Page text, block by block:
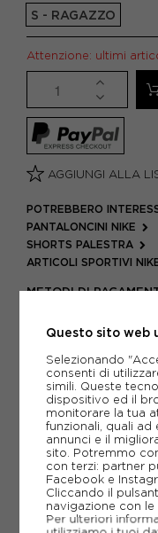
S - RAGAZZO
Attenzione: ultimi
AGGIUNGI ALLA
POTREBBERO
PANTALONCINI NIKE
SHORTS PALESTRA
ARTICOLI SPORTIVI
METODI DI
PIÙ
SCHEDA
GUIDA ALLE
Questo sito web
Selezionando
consenti di
simili. Queste
dispositivo ed il
monitorare la tua
funzionali, quali ad
annunci e il
sito. Potremmo
con terzi: partner
Facebook e
Cliccando il
navigazione con
Per ulteriori